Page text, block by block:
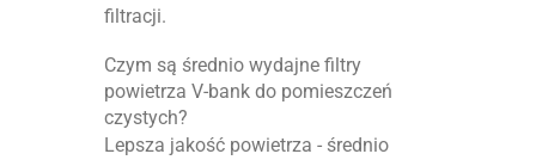
filtracji.
Czym są średnio wydajne filtry
powietrza V-bank do pomieszczeń
czystych?
Lepsza jakość powietrza - średnio